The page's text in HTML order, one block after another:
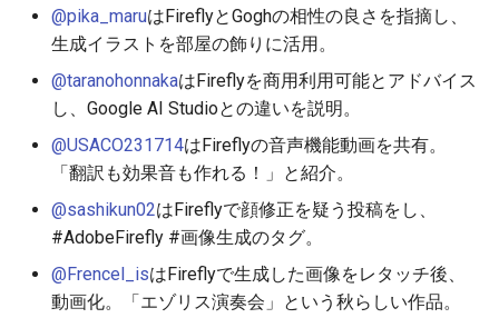
2026-06-10
2026-06-09
2026-06-08
2026-06-07
2026-06-06
2025-11-25
2025-11-24
2025-11-23
2025-11-22
2025-11-21
2026-06-10
2026-06-09
2026-06-08
2026-06-07
2026-06-06
2025-11-25
2025-11-24
2025-11-23
2025-11-22
2025-11-21
2026-06-07
2026-06-06
2026-06-05
2026-06-04
2026-06-03
2025-11-25
2025-11-24
2025-11-23
2025-11-22
2025-11-21
2026-06-07
2026-06-06
2026-06-05
2026-06-04
2026-06-03
2025-11-25
2025-11-24
2025-11-23
2025-11-22
2025-11-21
2026-06-10
2026-06-09
2026-06-08
2026-06-07
2026-06-06
2026-06-04
2026-06-03
2026-06-02
2026-06-01
2026-05-31
@pika_maruはFireflyとGoghの相性の良さを指摘し、
生成イラストを部屋の飾りに活用。
@taranohonnakaはFireflyを商用利用可能とアドバイス
し、Google AI Studioとの違いを説明。
@USACO231714はFireflyの音声機能動画を共有。
「翻訳も効果音も作れる！」と紹介。
@sashikun02はFireflyで顔修正を疑う投稿をし、
#AdobeFirefly #画像生成のタグ。
@Frencel_isはFireflyで生成した画像をレタッチ後、
動画化。「エゾリス演奏会」という秋らしい作品。